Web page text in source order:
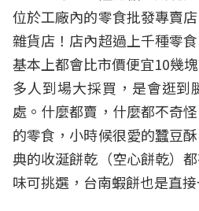
位於工廠內的零食批發專賣
雜貨店！店內超過上千種零
基本上都會比市價便宜10幾
多人到場大採買，是會逛到
處。什麼都賣，什麼都不奇
的零食，小時候很愛的蠶豆
典的收涎餅乾（空心餅乾）
味可挑選，台南蝦餅也是直接